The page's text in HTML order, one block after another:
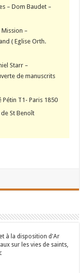
– Dom Baudet –
Mission –
( Eglise Orth.
Starr –
de manuscrits
Pétin T1- Paris 1850
St Benoît
à la disposition d'Ar
sur les vies de saints,